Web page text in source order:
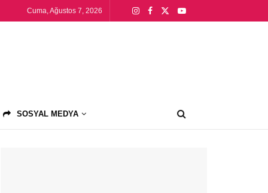
Cuma, Ağustos 7, 2026
SOSYAL MEDYA